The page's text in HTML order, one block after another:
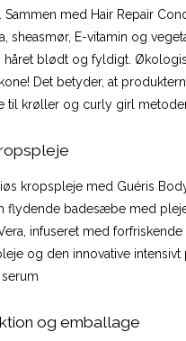
med Hair Repair
sheasmør, E-vitamin og
håret blødt og fyldigt.
Det betyder, at
til krøller og curly girl
kropspleje med Guéris
flydende badesæbe med
infuseret med
og den innovative intensivt
og emballage